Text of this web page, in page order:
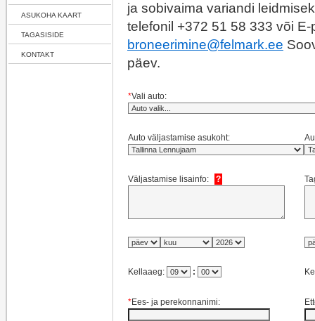
ASUKOHA KAART
TAGASISIDE
KONTAKT
ja sobivaima variandi
telefonil +372 51 58 333 või E-
broneerimine@felmark.ee
päev.
*Vali auto:
Auto väljastamise asukoht:
Väljastamise lisainfo: ?
Kellaaeg: :
*Ees- ja perekonnanimi: